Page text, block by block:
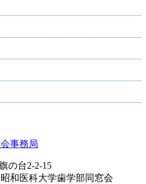
の台2-2-15
和医科大学歯学部同窓会